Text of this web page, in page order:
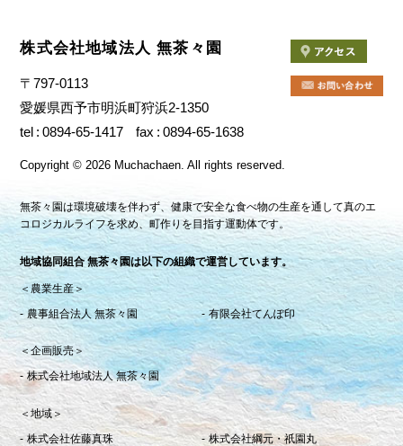
株式会社地域法人 無茶々園
〒797-0113
愛媛県西予市明浜町狩浜2-1350
tel
0894-65-1417 fax 0894-65-1638
Copyright© 2026 Muchachaen.All rights reserved.
無茶々園は環境破壊を伴わず、健康で安全な食べ物の生産を通して真のエ
コロジカルライフを求め、町作りを目指す運動体です。
地域協同組合 無茶々園は以下の組織で運営しています。
＜農業生産＞
農事組合法人 無茶々園
有限会社てんぽ印
＜企画販売＞
株式会社地域法人 無茶々園
＜地域＞
株式会社佐藤真珠
株式会社綱元・祇園丸